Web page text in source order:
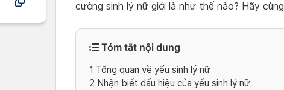
cường sinh lý nữ giới là như thế nào? Hãy cùng
Tóm tắt nội dung
1 Tổng quan về yếu sinh lý nữ
2 Nhận biết dấu hiệu của yếu sinh lý nữ